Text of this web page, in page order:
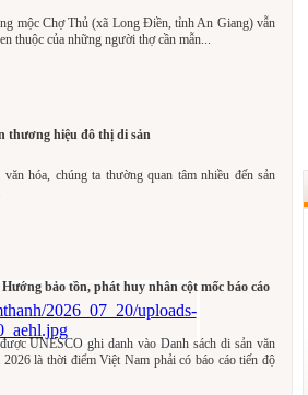
mộc Chợ Thủ (xã Long Điền, tỉnh An Giang) vẫn
thuộc của những người thợ cần mẫn...
thương hiệu đô thị di sản
hóa, chúng ta thường quan tâm nhiều đến sản
bảo tồn, phát huy nhân cột mốc báo cáo
UNESCO ghi danh vào Danh sách di sản văn
là thời điểm Việt Nam phải có báo cáo tiến độ